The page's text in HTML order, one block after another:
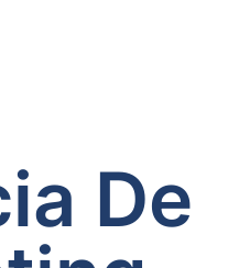
De